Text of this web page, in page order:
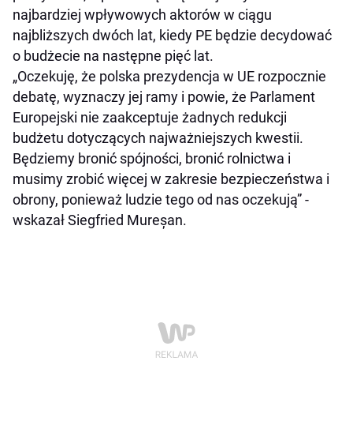
najbardziej wpływowych aktorów w ciągu
najbliższych dwóch lat, kiedy PE będzie decydować
o budżecie na następne pięć lat.
„Oczekuję, że polska prezydencja w UE rozpocznie
debatę, wyznaczy jej ramy i powie, że Parlament
Europejski nie zaakceptuje żadnych redukcji
budżetu dotyczących najważniejszych kwestii.
Będziemy bronić spójności, bronić rolnictwa i
musimy zrobić więcej w zakresie bezpieczeństwa i
obrony, ponieważ ludzie tego od nas oczekują” -
wskazał Siegfried Mureșan.